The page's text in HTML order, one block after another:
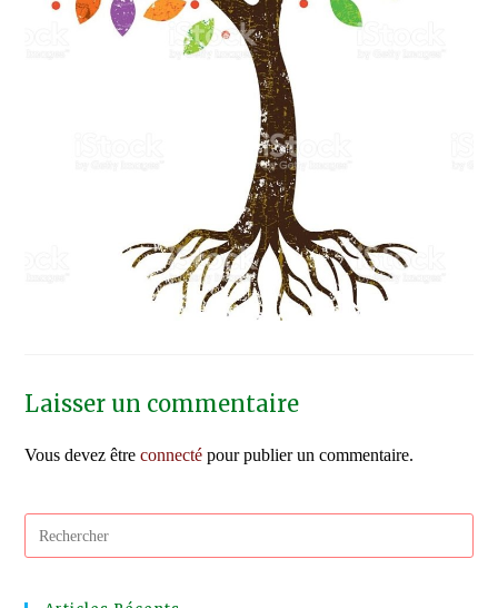
Laisser un commentaire
Vous devez êtreconnecté pour publier un commentaire.